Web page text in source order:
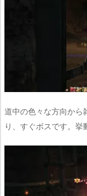
道中の色々な方向から
り、すぐボスです。挙